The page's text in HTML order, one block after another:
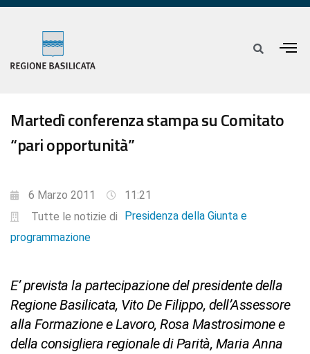
Martedì conferenza stampa su Comitato
“pari opportunità”
6 Marzo 2011
11:21
Tutte le notizie di
Presidenza della Giunta e
programmazione
E’ prevista la partecipazione del presidente della
Regione Basilicata, Vito De Filippo, dell’Assessore
alla Formazione e Lavoro, Rosa Mastrosimone e
della consigliera regionale di Parità, Maria Anna